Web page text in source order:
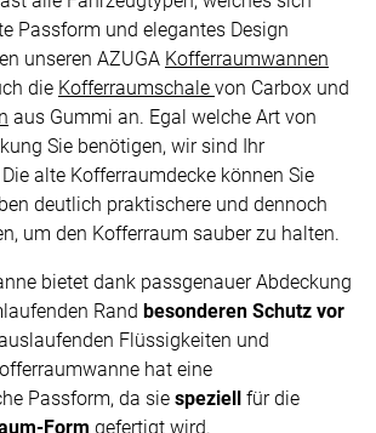
Passform und elegantes Design
unseren AZUGA Kofferraumwannen
die Kofferraumschale von Carbox und
aus Gummi an. Egal welche Art von
Sie benötigen, wir sind Ihr
alte Kofferraumdecke können Sie
deutlich praktischere und dennoch
um den Kofferraum sauber zu halten.
bietet dank passgenauer Abdeckung
Rand besonderen Schutz vor
Flüssigkeiten und
hat eine
Passform, da sie speziell für die
Form gefertigt wird.